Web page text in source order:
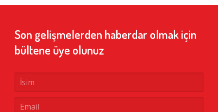
Son gelişmelerden haberdar olmak için
bültene üye olunuz